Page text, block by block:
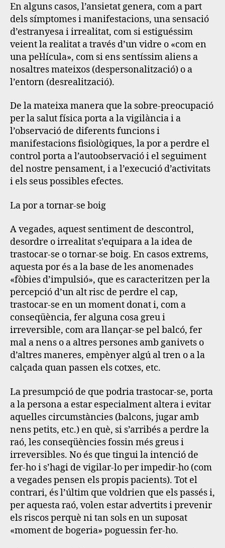
En alguns casos, l’ansietat genera, com a part
dels símptomes i manifestacions, una sensació
d’estranyesa i irrealitat, com si estiguéssim
veient la realitat a través d’un vidre o «com en
una pel·lícula», com si ens sentíssim aliens a
nosaltres mateixos (despersonalització) o a
l’entorn (desrealització).
De la mateixa manera que la sobre-preocupació
per la salut física porta a la vigilància i a
l’observació de diferents funcions i
manifestacions fisiològiques, la por a perdre el
control porta a l’autoobservació i el seguiment
del nostre pensament, i a l’execució d’activitats
i els seus possibles efectes.
La por a tornar-se boig
A vegades, aquest sentiment de descontrol,
desordre o irrealitat s’equipara a la idea de
trastocar-se o tornar-se boig. En casos extrems,
aquesta por és a la base de les anomenades
«fòbies d’impulsió», que es caracteritzen per la
percepció d’un alt risc de perdre el cap,
trastocar-se en un moment donat i, com a
conseqüència, fer alguna cosa greu i
irreversible, com ara llançar-se pel balcó, fer
mal a nens o a altres persones amb ganivets o
d’altres maneres, empènyer algú al tren o a la
calçada quan passen els cotxes, etc.
La presumpció de que podria trastocar-se, porta
a la persona a estar especialment altera i evitar
aquelles circumstàncies (balcons, jugar amb
nens petits, etc.) en què, si s’arribés a perdre la
raó, les conseqüències fossin més greus i
irreversibles. No és que tingui la intenció de
fer-ho i s’hagi de vigilar-lo per impedir-ho (com
a vegades pensen els propis pacients). Tot el
contrari, és l’últim que voldrien que els passés i,
per aquesta raó, volen estar advertits i prevenir
els riscos perquè ni tan sols en un suposat
«moment de bogeria» poguessin fer-ho.